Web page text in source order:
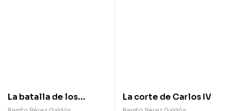
La batalla de los
La corte de Carlos IV